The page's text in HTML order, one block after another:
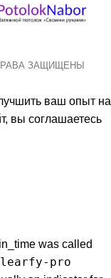
ЗАЩИЩЕНЫ
ваш опыт на
вы соглашаетесь
was called
pro